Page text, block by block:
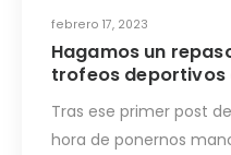
febrero 17, 2023
Hagamos un
trofeos deportivos
Tras ese primer post
hora de ponernos